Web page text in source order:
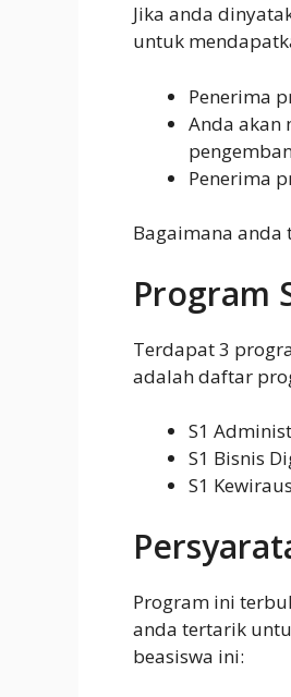
Jika anda
untuk
Penerima
Anda akan
Penerima
Bagaimana anda
Program
Terdapat 3
adalah daftar
S1
S1 Bisnis
S1
Program ini
anda tertarik
beasiswa ini: